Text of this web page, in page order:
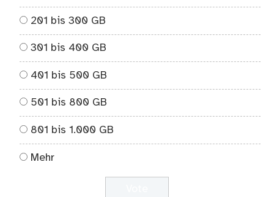
201 bis 300 GB
301 bis 400 GB
401 bis 500 GB
501 bis 800 GB
801 bis 1.000 GB
Mehr